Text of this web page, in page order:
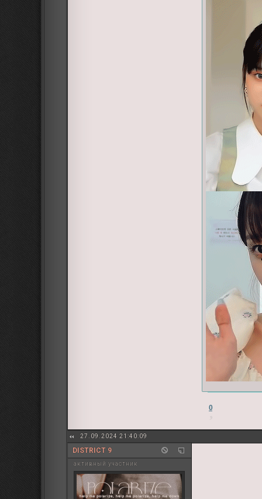
0
27.09.2024 21:40:09
DISTRICT 9
активный участник